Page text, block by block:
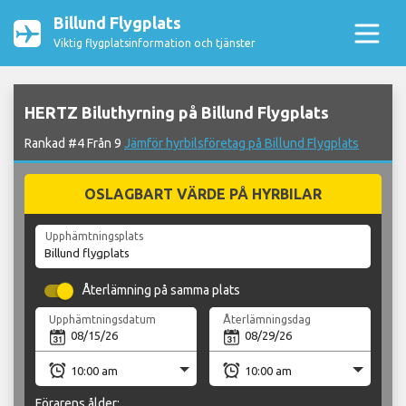
Billund Flygplats
Viktig flygplatsinformation och tjänster
HERTZ Biluthyrning på Billund Flygplats
Rankad #4 Från 9 Jämför hyrbilsföretag på Billund Flygplats
OSLAGBART VÄRDE PÅ HYRBILAR
Upphämtningsplats
Återlämning på samma plats
Upphämtningsdatum Återlämningsdag